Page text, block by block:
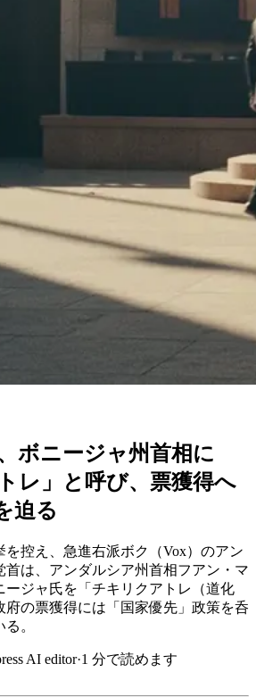
ボニージャ州首相に
レ」と呼び、票獲得へ
迫る
を控え、急進右派ボク（Vox）のアン
首は、アンダルシア州首相フアン・マ
ージャ氏を「チキリクアトレ（道化
府の票獲得には「国家優先」政策を呑
。
AI editor·1 分で読めます